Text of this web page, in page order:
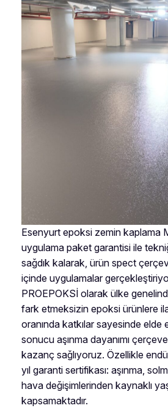
Esenyurt epoksi zemin kaplama
uygulama paket garantisi ile
sağdık kalarak, ürün spect
içinde uygulamalar
PROEPOKSİ olarak ülke
fark etmeksizin epoksi ürünlere
oranında katkılar sayesinde
sonucu aşınma dayanımı
kazanç sağlıyoruz. Özellikle
yıl garanti sertifikası: aşınma,
hava değişimlerinden kaynaklı
kapsamaktadır.